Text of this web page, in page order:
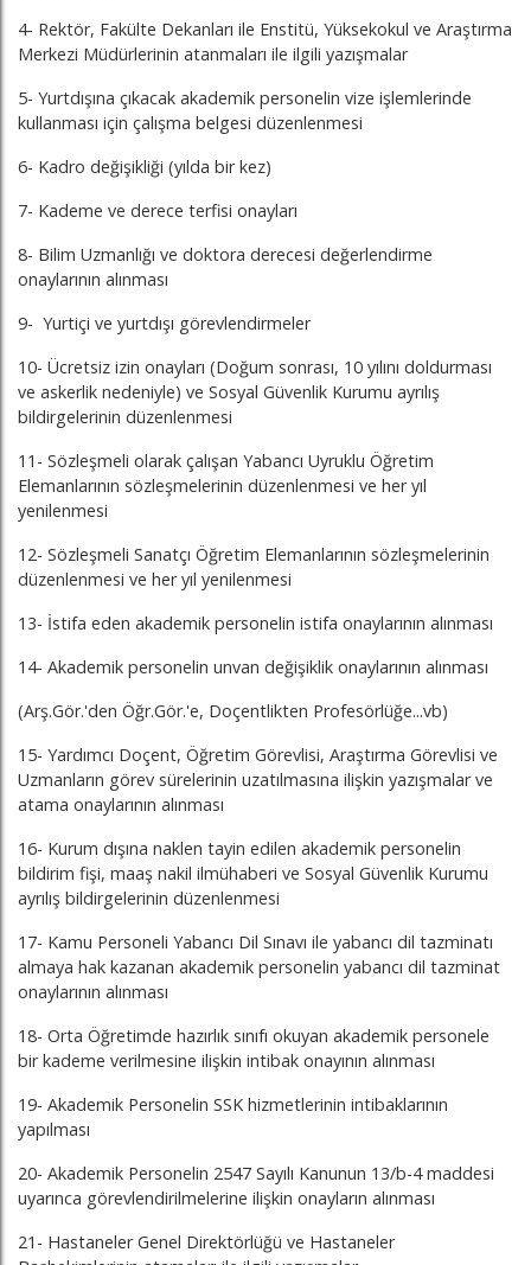
4- Rektör, Fakülte Dekanları ile Enstitü, Yüksekokul ve Araştırma
Merkezi Müdürlerinin atanmaları ile ilgili yazışmalar
5- Yurtdışına çıkacak akademik personelin vize işlemlerinde
kullanması için çalışma belgesi düzenlenmesi
6- Kadro değişikliği (yılda bir kez)
7- Kademe ve derece terfisi onayları
8- Bilim Uzmanlığı ve doktora derecesi değerlendirme
onaylarının alınması
9- Yurtiçi ve yurtdışı görevlendirmeler
10- Ücretsiz izin onayları (Doğum sonrası, 10 yılını doldurması
ve askerlik nedeniyle) ve Sosyal Güvenlik Kurumu ayrılış
bildirgelerinin düzenlenmesi
11- Sözleşmeli olarak çalışan Yabancı Uyruklu Öğretim
Elemanlarının sözleşmelerinin düzenlenmesi ve her yıl
yenilenmesi
12- Sözleşmeli Sanatçı Öğretim Elemanlarının sözleşmelerinin
düzenlenmesi ve her yıl yenilenmesi
13- İstifa eden akademik personelin istifa onaylarının alınması
14- Akademik personelin unvan değişiklik onaylarının alınması
(Arş.Gör.'den Öğr.Gör.'e, Doçentlikten Profesörlüğe...vb)
15- Yardımcı Doçent, Öğretim Görevlisi, Araştırma Görevlisi ve
Uzmanların görev sürelerinin uzatılmasına ilişkin yazışmalar ve
atama onaylarının alınması
16- Kurum dışına naklen tayin edilen akademik personelin
bildirim fişi, maaş nakil ilmühaberi ve Sosyal Güvenlik Kurumu
ayrılış bildirgelerinin düzenlenmesi
17- Kamu Personeli Yabancı Dil Sınavı ile yabancı dil tazminatı
almaya hak kazanan akademik personelin yabancı dil tazminat
onaylarının alınması
18- Orta Öğretimde hazırlık sınıfı okuyan akademik personele
bir kademe verilmesine ilişkin intibak onayının alınması
19- Akademik Personelin SSK hizmetlerinin intibaklarının
yapılması
20- Akademik Personelin 2547 Sayılı Kanunun 13/b-4 maddesi
uyarınca görevlendirilmelerine ilişkin onayların alınması
21- Hastaneler Genel Direktörlüğü ve Hastaneler